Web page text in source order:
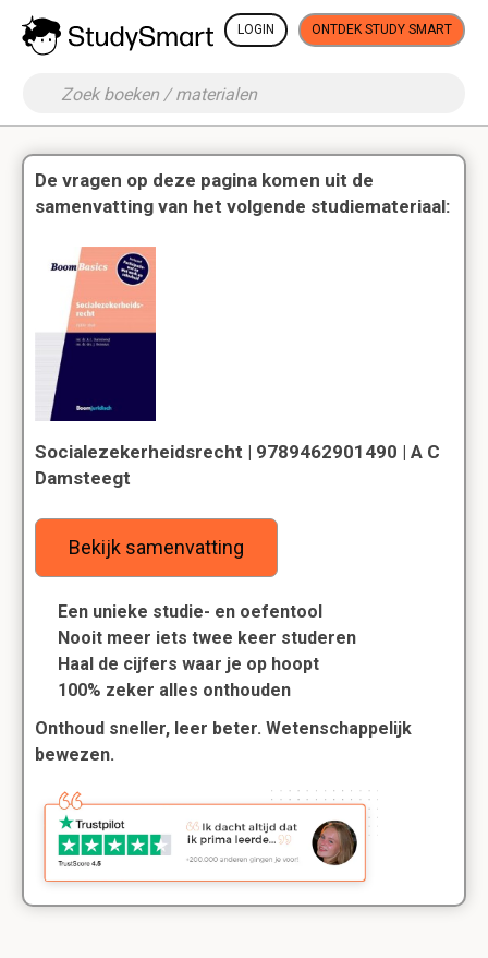
LOGIN ONTDEK STUDY SMART
De vragen op deze pagina komen uit de
samenvatting van het volgende studiemateriaal:
Socialezekerheidsrecht | 9789462901490 | A C
Damsteegt
Bekijk samenvatting
Een unieke studie- en oefentool
Nooit meer iets twee keer studeren
Haal de cijfers waar je op hoopt
100% zeker alles onthouden
Onthoud sneller, leer beter. Wetenschappelijk
bewezen.